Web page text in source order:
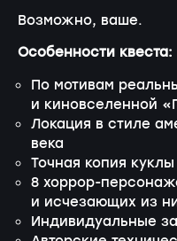
Возможно, ваше.
Особенности квеста:
По мотивам
и киновселенной
Локация в стиле
века
Точная копия
8 хоррор-
и исчезающих из
Индивидуальные